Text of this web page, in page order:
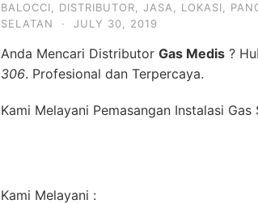
BALOCCI DISTRIBUTOR JASA LOKASI
SELATAN
· JULY 30, 2019
Anda Mencari Distributor Gas Medis ?
306. Profesional dan Terpercaya.
Kami Melayani Pemasangan Instalasi Gas
Kami Melayani :